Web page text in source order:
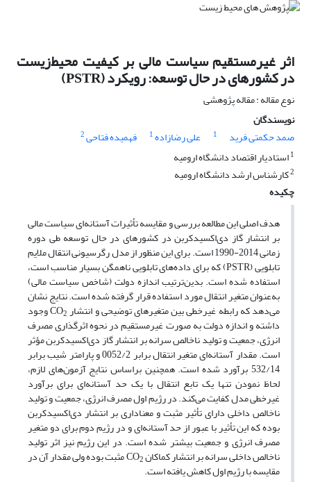
اثر غیرمستقیم سیاست مالی بر کیفیت محیط‌زیست
در کشورهای در حال ‌توسعه: رویکرد (PSTR)
نوع مقاله : مقاله پژوهشی
نویسندگان
صمد حکمتی فرید
1 علی رضازاده1 فهمیده فتاحی2
1استادیار اقتصاد دانشگاه ارومیه
2کارشناس ارشد دانشگاه ارومیه
چکیده
هدف اصلی این مطالعه بررسی و مقایسه تأثیرات آستانه‌‌ای سیاست مالی
بر انتشار گاز دی‌اکسید‌کربن در کشورهای در حال ‌توسعه طی دوره
زمانی 2014-1990 است. برای این منظور از مدل رگرسیونی انتقال ملایم
تابلویی (PSTR) که برای داده‌های تابلویی ناهمگن بسیار مناسب است،
استفاده شده است. بدین‌ترتیب اندازه دولت (شاخص سیاست مالی)
به‌عنوان متغیر انتقال مورد استفاده قرار گرفته شده است. نتایج نشان
می‌دهد که رابطه غیرخطی بین متغیرهای توضیحی و انتشار CO 2 وجود
داشته و اندازه دولت به صورت غیرمستقیم در نحوه اثرگذاری مصرف
انرژی، جمعیت و تولید ناخالص ‌سرانه بر انتشار گاز دی‌اکسید‌کربن مؤثر
است. مقدار آستانه‌ای متغیر انتقال برابر 0052/2 و پارامتر شیب برابر
532/14 برآورد شده است. همچنین براساس نتایج آزمون‌های لازم،
لحاظ نمودن تنها یک تابع انتقال با یک حد آستانه‌ای برای برآورد
غیرخطی مدل کفایت می‌کند. در رژیم اول مصرف انرژی، جمعیت و تولید
ناخالص‌ داخلی دارای تأثیر مثبت و معناداری بر انتشار دی‌اکسید‌کربن
بوده که این تأثیر با عبور از حد آستانه‌ای و در رژیم دوم برای دو متغیر
مصرف انرژی و جمعیت بیشتر شده است. در این رژیم نیز اثر تولید
ناخالص داخلی سرانه بر انتشار کماکان CO2 مثبت بوده ولی مقدار آن در
مقایسه با رژیم اول کاهش یافته است.